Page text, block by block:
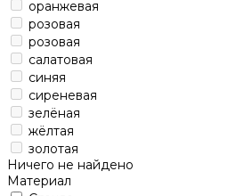
оранжевая
розовая
розовая
салатовая
синяя
сиреневая
зелёная
жёлтая
золотая
Ничего не найдено
Материал